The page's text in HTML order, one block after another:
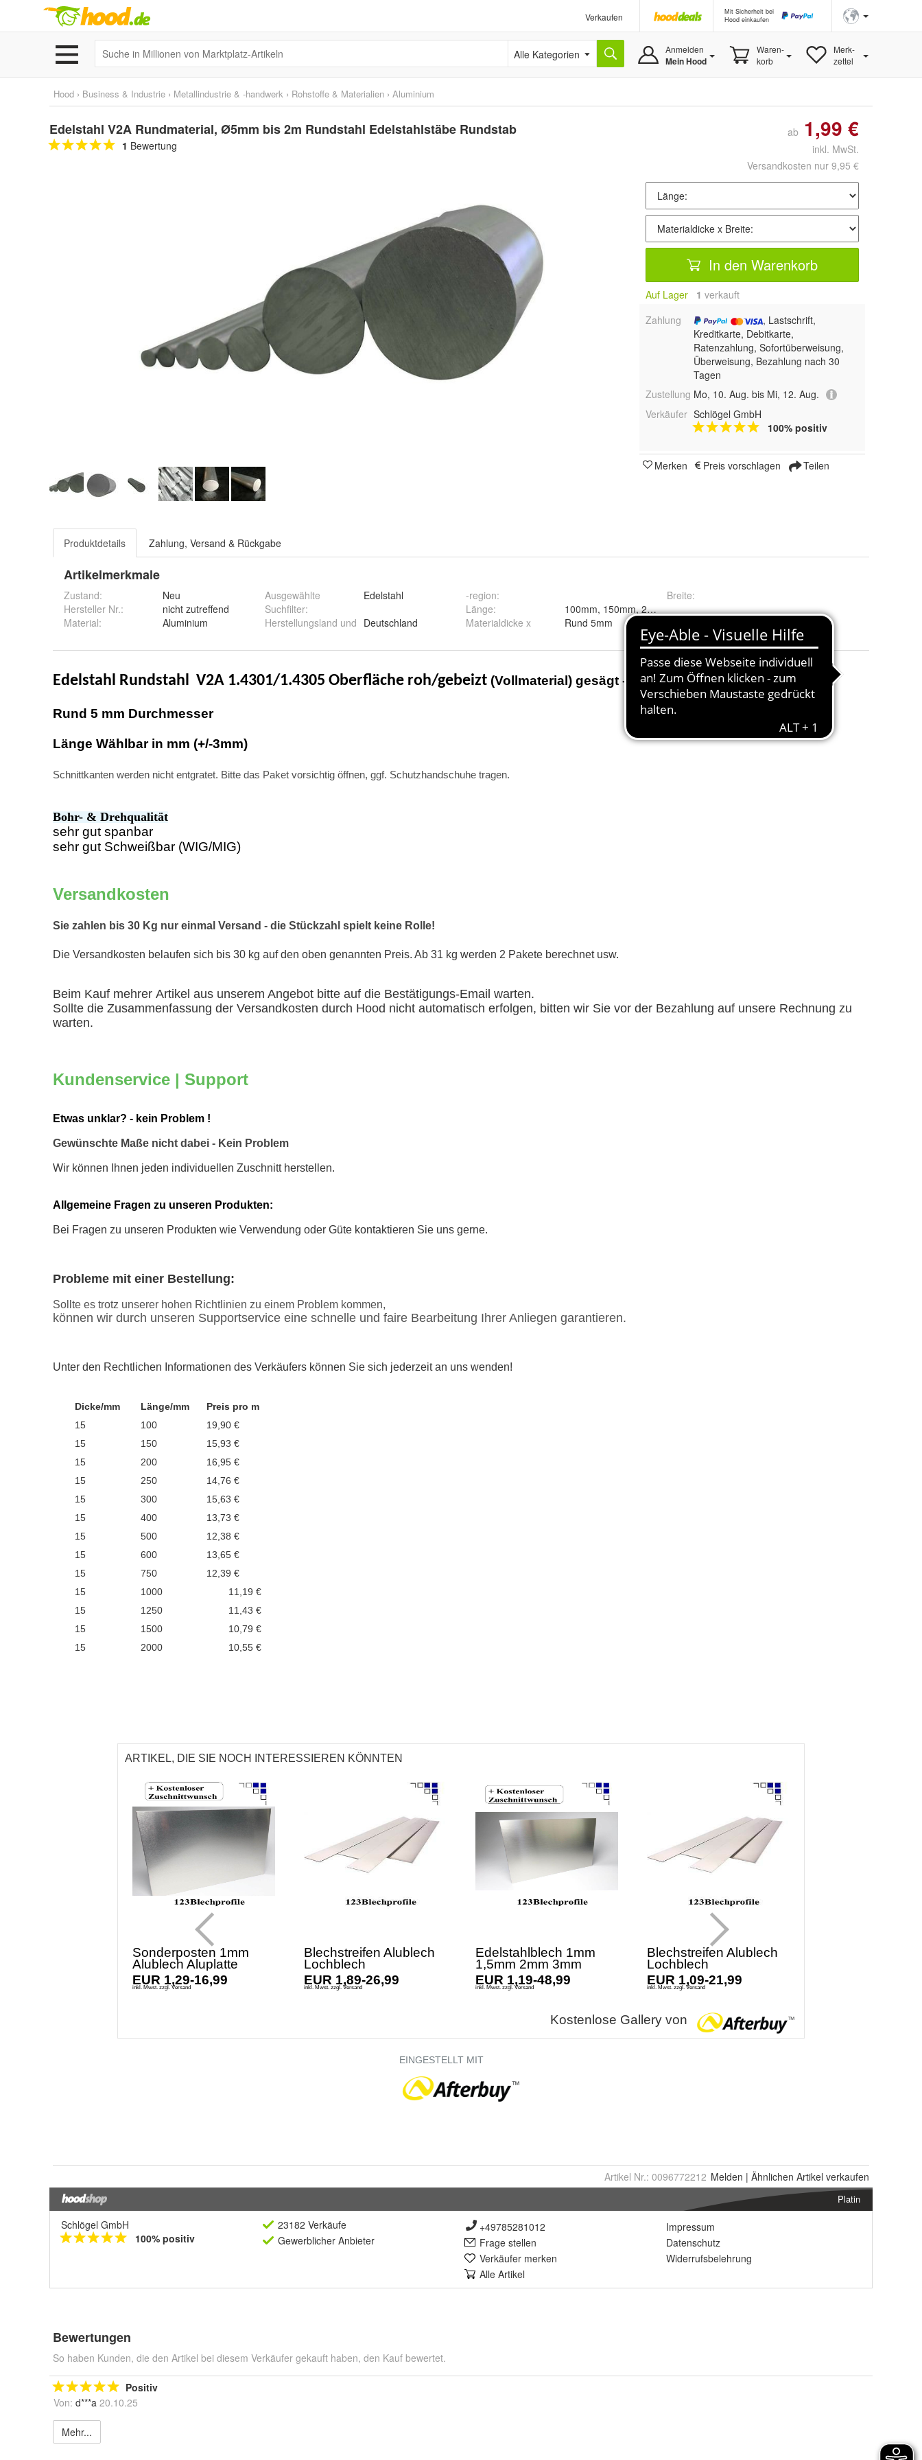
Verkaufen
Mit Sicherheit bei
Hood einkaufen
Alle Kategorien Anmelden
Mein Hood
Waren-
korb
Merk-
zettel
Hood › Business & Industrie › Metallindustrie & -handwerk › Rohstoffe & Materialien › Aluminium
Edelstahl V2A Rundmaterial, Ø5mm bis 2m Rundstahl Edelstahlstäbe Rundstab
1 Bewertung
ab 1,99 €
inkl. MwSt.
Versandkosten nur 9,95 €
In den Warenkorb
Auf Lager 1 verkauft
Zahlung
, Lastschrift,
Kreditkarte, Debitkarte,
Ratenzahlung, Sofortüberweisung,
Überweisung, Bezahlung nach 30
Tagen
Zustellung Mo, 10. Aug. bis Mi, 12. Aug.
Verkäufer Schlögel GmbH
100% positiv
Merken Preis vorschlagen Teilen
Produktdetails Zahlung, Versand & Rückgabe
Artikelmerkmale
Zustand:
Neu
Hersteller Nr.:
nicht zutreffend
Material: Aluminium
Ausgewählte
Suchfilter:
Edelstahl
Herstellungsland und
-region:
Deutschland
Länge:
Materialdicke x
Breite:
Rund 5mm
Artikel Nr.: 0096772212 Melden | Ähnlichen Artikel verkaufen
Platin
Schlögel GmbH
100% positiv
23182 Verkäufe
Gewerblicher Anbieter
+49785281012
Frage stellen
Verkäufer merken
Alle Artikel
Impressum
Datenschutz
Widerrufsbelehrung
Bewertungen
So haben Kunden, die den Artikel bei diesem Verkäufer gekauft haben, den Kauf bewertet.
Positiv
Von: d***a 20.10.25
Mehr...